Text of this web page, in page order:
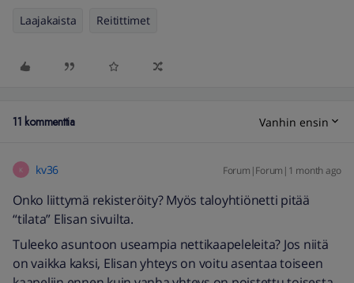
Laajakaista Reitittimet
11 kommenttia Vanhin ensin
K kv36 Forum|Forum|1 month ago
Onko liittymä rekisteröity? Myös taloyhtiönetti pitää
“tilata” Elisan sivuilta.
Tuleeko asuntoon useampia nettikaapeleleita? Jos niitä
on vaikka kaksi, Elisan yhteys on voitu asentaa toiseen